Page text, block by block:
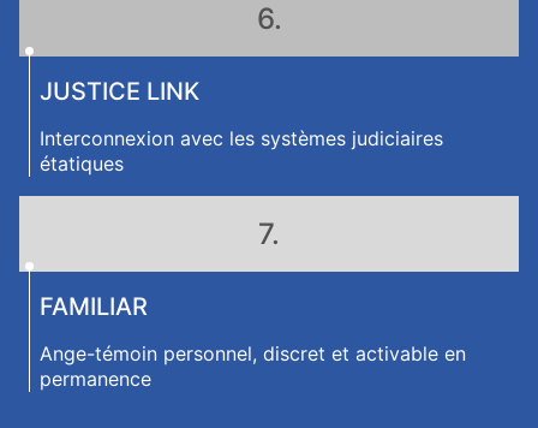
6.
JUSTICE LINK
Interconnexion avec les systèmes judiciaires
étatiques
7.
FAMILIAR
Ange-témoin personnel, discret et activable en
permanence